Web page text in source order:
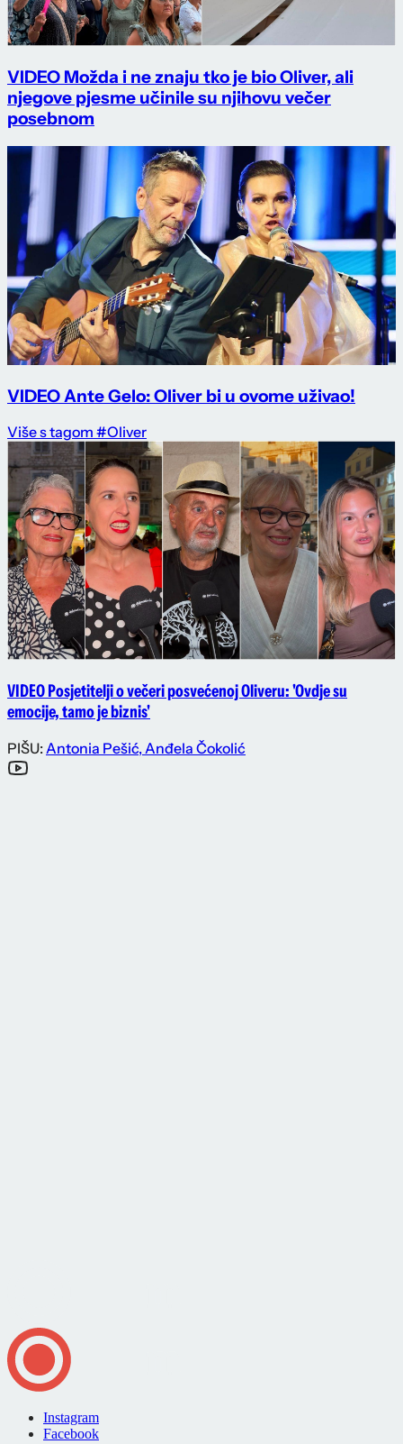
VIDEO Možda i ne znaju tko je bio Oliver, ali
njegove pjesme učinile su njihovu večer
posebnom
VIDEO Ante Gelo: Oliver bi u ovome uživao!
Više s tagom #Oliver
VIDEO Posjetitelji o večeri posvećenoj Oliveru: 'Ovdje su
emocije, tamo je biznis'
PIŠU: Antonia Pešić, Anđela Čokolić
Instagram
Facebook